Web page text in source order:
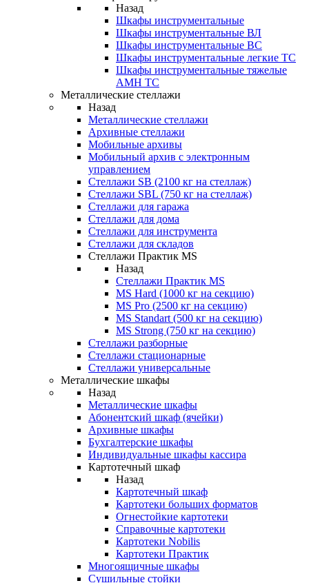
Назад
Шкафы инструментальные
Шкафы инструментальные ВЛ
Шкафы инструментальные ВС
Шкафы инструментальные легкие ТС
Шкафы инструментальные тяжелые
AMH TC
Металлические стеллажи
Назад
Металлические стеллажи
Архивные стеллажи
Мобильные архивы
Мобильный архив с электронным
управлением
Стеллажи SB (2100 кг на стеллаж)
Стеллажи SBL (750 кг на стеллаж)
Стеллажи для гаража
Стеллажи для дома
Стеллажи для инструмента
Стеллажи для складов
Стеллажи Практик MS
Назад
Стеллажи Практик MS
MS Hard (1000 кг на секцию)
MS Pro (2500 кг на секцию)
MS Standart (500 кг на секцию)
MS Strong (750 кг на секцию)
Стеллажи разборные
Стеллажи стационарные
Стеллажи универсальные
Металлические шкафы
Назад
Металлические шкафы
Абонентский шкаф (ячейки)
Архивные шкафы
Бухгалтерские шкафы
Индивидуальные шкафы кассира
Картотечный шкаф
Назад
Картотечный шкаф
Картотеки больших форматов
Огнестойкие картотеки
Справочные картотеки
Картотеки Nobilis
Картотеки Практик
Многоящичные шкафы
Сушильные стойки